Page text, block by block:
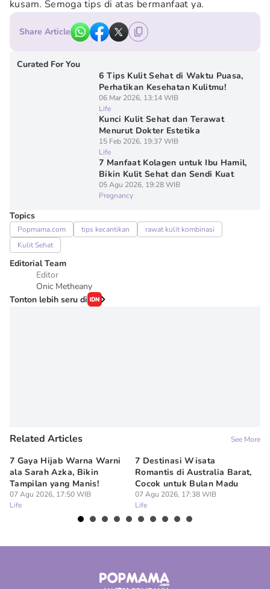
kusam. Semoga tips di atas bermanfaat ya.
Share Article
Curated For You
6 Tips Kulit Sehat di Waktu Puasa,
Perhatikan Kesehatan Kulitmu!
06 Mar 2026, 13:14 WIB
Life
Kunci Kulit Sehat dan Terawat
Menurut Dokter Estetika
15 Feb 2026, 19:37 WIB
Life
7 Manfaat Kolagen untuk Ibu Hamil,
Bikin Kulit Sehat dan Sendi Kuat
05 Agu 2026, 19:28 WIB
Pregnancy
Topics
Popmama.com tips kecantikan
rawat kulit kombinasi
Kulit Sehat
Editorial Team
Editor
Onic Metheany
Tonton lebih seru di
Related Articles See More
7 Gaya Hijab Warna Warni
ala Sarah Azka, Bikin
Tampilan yang Manis!
07 Agu 2026, 17:50 WIB
Life
7 Destinasi Wisata
Romantis di Australia Barat,
Cocok untuk Bulan Madu
07 Agu 2026, 17:38 WIB
Life